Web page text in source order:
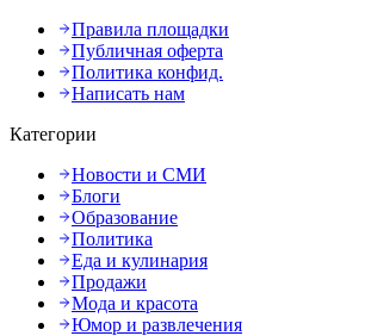
Правила площадки
Публичная оферта
Политика конфид.
Написать нам
Категории
Новости и СМИ
Блоги
Образование
Политика
Еда и кулинария
Продажи
Мода и красота
Юмор и развлечения